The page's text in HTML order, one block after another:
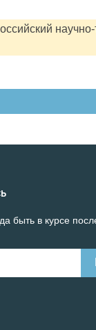
научно-
быть в курсе